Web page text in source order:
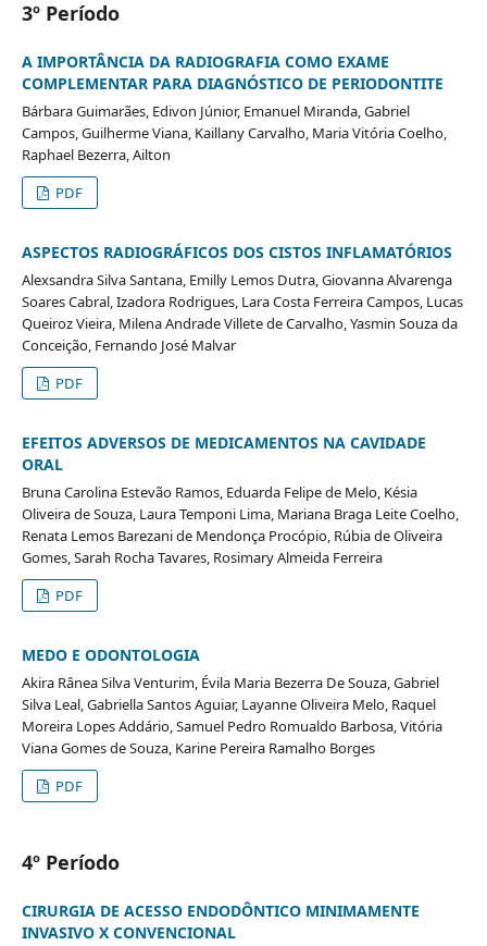
3º Período
A IMPORTÂNCIA DA RADIOGRAFIA COMO EXAME
COMPLEMENTAR PARA DIAGNÓSTICO DE PERIODONTITE
Bárbara Guimarães, Edivon Júnior, Emanuel Miranda, Gabriel
Campos, Guilherme Viana, Kaillany Carvalho, Maria Vitória Coelho,
Raphael Bezerra, Ailton
PDF
ASPECTOS RADIOGRÁFICOS DOS CISTOS INFLAMATÓRIOS
Alexsandra Silva Santana, Emilly Lemos Dutra, Giovanna Alvarenga
Soares Cabral, Izadora Rodrigues, Lara Costa Ferreira Campos, Lucas
Queiroz Vieira, Milena Andrade Villete de Carvalho, Yasmin Souza da
Conceição, Fernando José Malvar
PDF
EFEITOS ADVERSOS DE MEDICAMENTOS NA CAVIDADE
ORAL
Bruna Carolina Estevão Ramos, Eduarda Felipe de Melo, Késia
Oliveira de Souza, Laura Temponi Lima, Mariana Braga Leite Coelho,
Renata Lemos Barezani de Mendonça Procópio, Rúbia de Oliveira
Gomes, Sarah Rocha Tavares, Rosimary Almeida Ferreira
PDF
MEDO E ODONTOLOGIA
Akira Rânea Silva Venturim, Évila Maria Bezerra De Souza, Gabriel
Silva Leal, Gabriella Santos Aguiar, Layanne Oliveira Melo, Raquel
Moreira Lopes Addário, Samuel Pedro Romualdo Barbosa, Vitória
Viana Gomes de Souza, Karine Pereira Ramalho Borges
PDF
4º Período
CIRURGIA DE ACESSO ENDODÔNTICO MINIMAMENTE
INVASIVO X CONVENCIONAL